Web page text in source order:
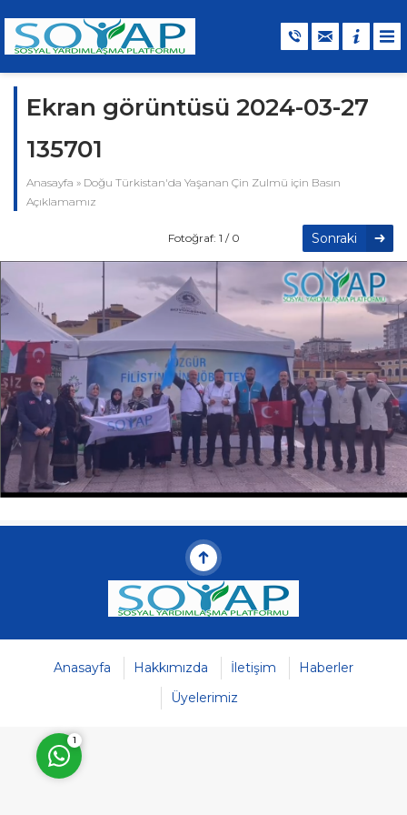
Ekran görüntüsü 2024-03-27
135701
Anasayfa » Doğu Türkistan'da Yaşanan Çin Zulmü için Basın
Açıklamamız
Fotoğraf: 1 / 0 Sonraki
Müşteri Temsilcisi
1
Anasayfa Hakkımızda İletişim
Haberler
Üyelerimiz